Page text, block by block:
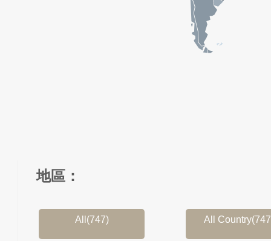
地區：
All(747) All